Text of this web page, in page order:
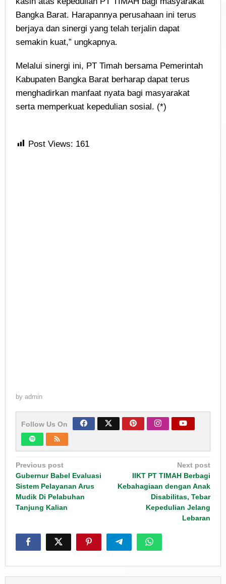
Bangka Barat. Harapannya perusahaan ini terus
berjaya dan sinergi yang telah terjalin dapat
semakin kuat,” ungkapnya.
Melalui sinergi ini, PT Timah bersama Pemerintah
Kabupaten Bangka Barat berharap dapat terus
menghadirkan manfaat nyata bagi masyarakat
serta memperkuat kepedulian sosial. (*)
Post Views: 161
by admin
Follow Us On
Post
navigation
Previous post
Gubernur Babel Evaluasi
Sistem Pelayanan Arus
Mudik Di Pelabuhan
Tanjung Kalian
Next post
IIKT PT TIMAH Berbagi
Kebahagiaan dengan Anak
Disabilitas, Tebar
Kepedulian Jelang
Lebaran